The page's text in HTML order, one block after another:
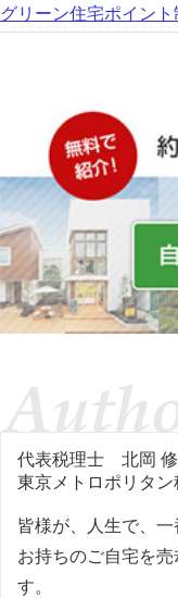
グリーン住宅ポイント
代表税理士 北岡
東京メトロポリタン
皆様が、人生で、
お持ちのご自宅を
す。